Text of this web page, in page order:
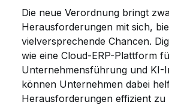
Die neue Verordnung bringt
Herausforderungen mit sich,
vielversprechende Chancen.
wie eine Cloud-ERP-Plattform
Unternehmensführung und KI-
können Unternehmen dabei
Herausforderungen effizient zu